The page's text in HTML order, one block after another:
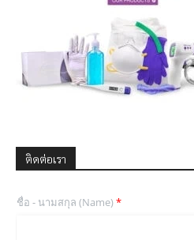
ติดต่อเรา
ชื่อ - นามสกุล (Name)*